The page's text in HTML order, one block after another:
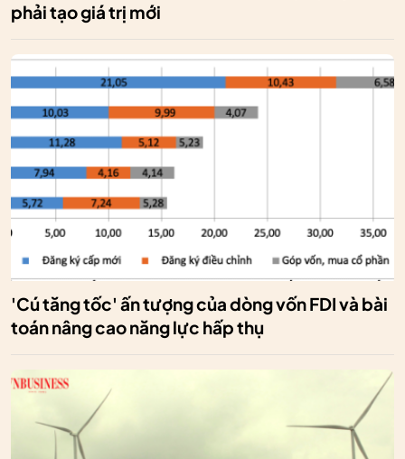
phải tạo giá trị mới
'Cú tăng tốc' ấn tượng của dòng vốn FDI và bài
toán nâng cao năng lực hấp thụ